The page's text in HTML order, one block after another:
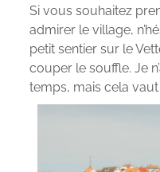
Si vous souhaitez
admirer le village,
petit sentier sur le
couper le souffle. Je
temps, mais cela vaut